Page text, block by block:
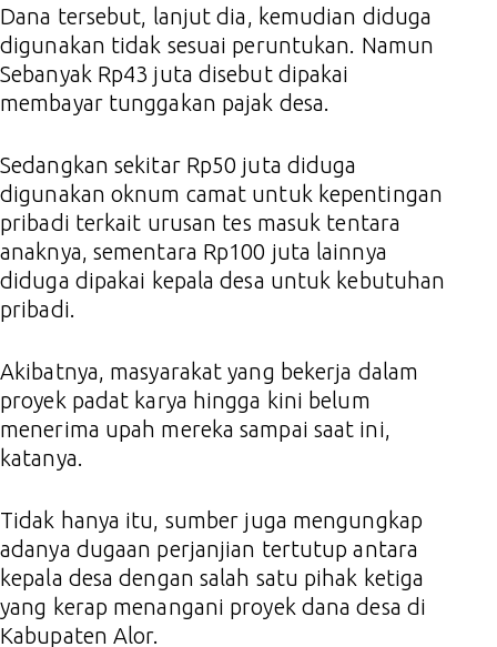
Dana tersebut, lanjut dia, kemudian diduga
digunakan tidak sesuai peruntukan. Namun
Sebanyak Rp43 juta disebut dipakai
membayar tunggakan pajak desa.
Sedangkan sekitar Rp50 juta diduga
digunakan oknum camat untuk kepentingan
pribadi terkait urusan tes masuk tentara
anaknya, sementara Rp100 juta lainnya
diduga dipakai kepala desa untuk kebutuhan
pribadi.
Akibatnya, masyarakat yang bekerja dalam
proyek padat karya hingga kini belum
menerima upah mereka sampai saat ini,
katanya.
Tidak hanya itu, sumber juga mengungkap
adanya dugaan perjanjian tertutup antara
kepala desa dengan salah satu pihak ketiga
yang kerap menangani proyek dana desa di
Kabupaten Alor.